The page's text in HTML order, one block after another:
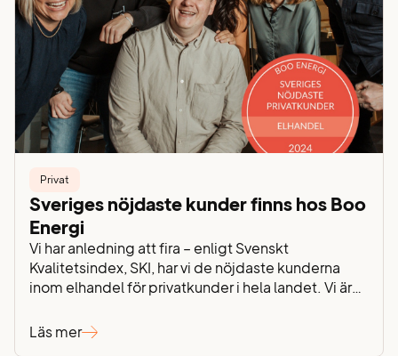
Privat
Sveriges nöjdaste kunder finns hos Boo
Energi
Vi har anledning att fira – enligt Svenskt
Kvalitetsindex, SKI, har vi de nöjdaste kunderna
inom elhandel för privatkunder i hela landet. Vi är
vår personliga kundservice är så uppskattad. I
Läs mer